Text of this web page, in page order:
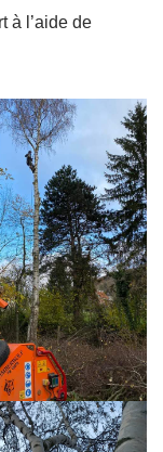
à l’aide de